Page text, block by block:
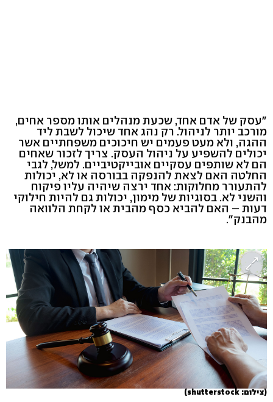
"עסק של אדם אחד, שכעת מנהלים אותו מספר אחים,
מורכב יותר לניהול. רק נהג אחד שיכול לשבת ליד
ההגה, ולא מעט פעמים יש חיכוכים משפחתיים אשר
יכולים להשפיע על ניהול העסק. צריך לזכור שאחים
הם לא שותפים עסקיים אובייקטיביים. למשל, לגבי
החלטה האם לצאת להנפקה בבורסה או לא, יכולות
להתעורר מחלוקות: אחד ירצה שיהיה עליו פיקוח
והשני לא. בסוגיות של מימון, יכולות גם להיות חילוקי
דעות – האם להביא כסף מהבית או לקחת הלוואה
מהבנק".
(צילום: shutterstock)